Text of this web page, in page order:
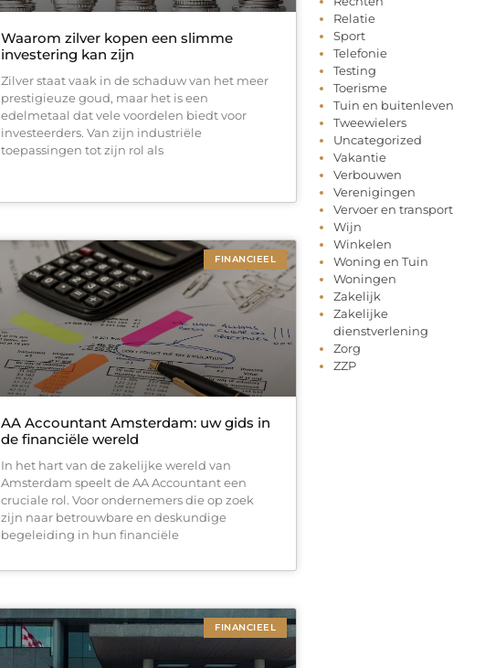
Waarom zilver kopen een slimme
investering kan zijn
Zilver staat vaak in de schaduw van het meer
prestigieuze goud, maar het is een
edelmetaal dat vele voordelen biedt voor
investeerders. Van zijn industriële
toepassingen tot zijn rol als
FINANCIEEL
AA Accountant Amsterdam: uw gids in
de financiële wereld
In het hart van de zakelijke wereld van
Amsterdam speelt de AA Accountant een
cruciale rol. Voor ondernemers die op zoek
zijn naar betrouwbare en deskundige
begeleiding in hun financiële
FINANCIEEL
Relatie
Sport
Telefonie
Testing
Toerisme
Tuin en buitenleven
Tweewielers
Uncategorized
Vakantie
Verbouwen
Verenigingen
Vervoer en transport
Wijn
Winkelen
Woning en Tuin
Woningen
Zakelijk
Zakelijke
dienstverlening
Zorg
ZZP